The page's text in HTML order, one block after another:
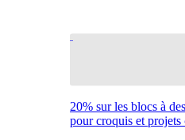
20% sur les blocs à
pour croquis et projets